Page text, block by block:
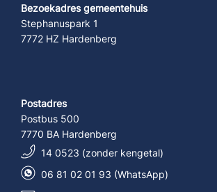
Bezoekadres gemeentehuis
Stephanuspark 1
7772 HZ Hardenberg
Postadres
Postbus 500
7770 BA Hardenberg
14 0523 (zonder kengetal)
06 81 02 01 93 (WhatsApp)